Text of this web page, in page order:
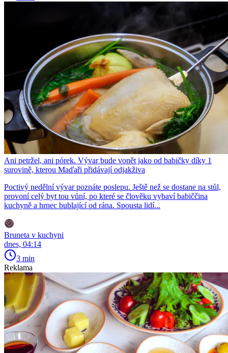
Ani petržel, ani pórek. Vývar bude vonět jako od babičky díky 1
surovině, kterou Maďaři přidávají odjakživa
Poctivý nedělní vývar poznáte poslepu. Ještě než se dostane na stůl,
provoní celý byt tou vůní, po které se člověku vybaví babiččina
kuchyně a hrnec bublající od rána. Spousta lidí...
Bruneta v kuchyni
dnes, 04:14
3 min
Reklama